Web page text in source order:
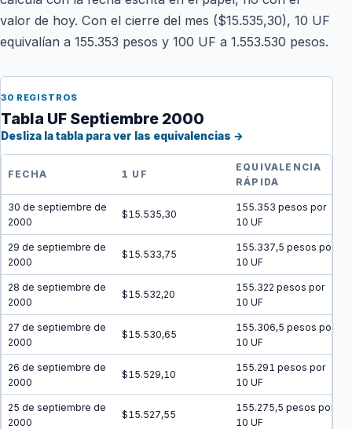
valor de hoy. Con el cierre del mes ($15.535,30), 10 UF
equivalían a 155.353 pesos y 100 UF a 1.553.530 pesos.
30 REGISTROS
Tabla UF Septiembre 2000
Desliza la tabla para ver las equivalencias →
FECHA 1 UF
EQUIVALENCIA
RÁPIDA
30 de septiembre de
2000
$15.535,30
155.353 pesos por
10 UF
29 de septiembre de
2000
$15.533,75
155.337,5 pesos por
10 UF
28 de septiembre de
2000
$15.532,20
155.322 pesos por
10 UF
27 de septiembre de
2000
$15.530,65
155.306,5 pesos por
10 UF
26 de septiembre de
2000
$15.529,10
155.291 pesos por
10 UF
25 de septiembre de
2000
$15.527,55
155.275,5 pesos por
10 UF